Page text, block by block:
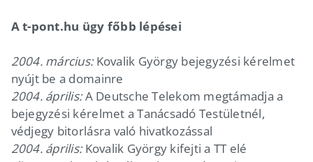
A t-pont.hu ügy főbb lépései
2004. március:Kovalik György bejegyzési kérelmet
nyújt be a domainre
2004. április:A Deutsche Telekom megtámadja a
bejegyzési kérelmet a Tanácsadó Testületnél,
védjegy bitorlásra való hivatkozással
2004. április:Kovalik György kifejti a TT elé